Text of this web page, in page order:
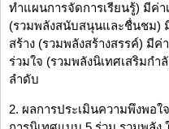
ทำแผนการจัดการเรียนรู้) มีค่
(รวมพลังสนับสนุนและชื่นชม)
สร้าง (รวมพลังสร้างสรรค์) มีค่
ร่วมใจ (รวมพลังนิเทศเสริมกำ
ลำดับ
2. ผลการประเมินความพึงพอ